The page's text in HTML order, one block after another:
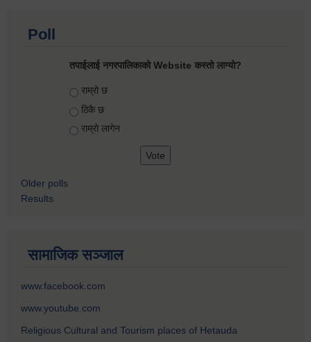
Poll
तपाईलाई नगरपालिकाको Website कस्तो लाग्यो?
Choices
राम्रो छ
ठिकै छ
राम्रो लागेन
Older polls
Results
सामाजिक सञ्जाल
www.facebook.com
www.youtube.com
Religious Cultural and Tourism places of Hetauda